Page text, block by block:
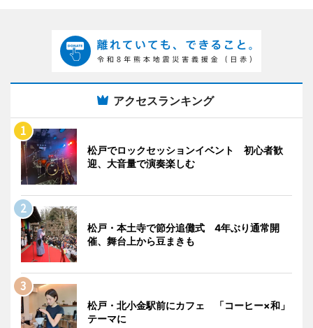
アクセスランキング
松戸でロックセッションイベント 初心者歓
迎、大音量で演奏楽しむ
松戸・本土寺で節分追儺式 4年ぶり通常開
催、舞台上から豆まきも
松戸・北小金駅前にカフェ 「コーヒー×和」
テーマに